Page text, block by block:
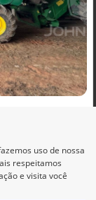
DE
uso de nossa
respeitamos
e visita você